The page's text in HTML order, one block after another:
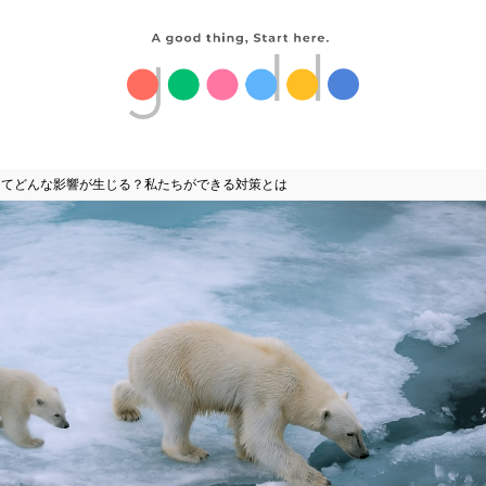
どんな影響が生じる？私たちができる対策とは